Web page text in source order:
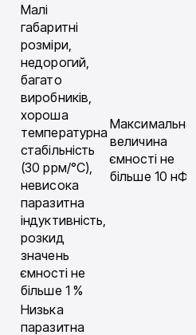
Малі
габаритні
розміри,
недорогий,
багато
виробників,
хороша
температурна
стабільність
(30 ррм/°С),
невисока
паразитна
індуктивність,
розкид
значень
ємності не
більше 1 %
Максимальна
величина
ємності не
більше 10 нФ
Низька
паразитна